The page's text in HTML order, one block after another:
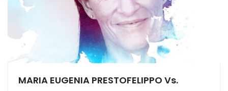
MARIA EUGENIA PRESTOFELIPPO Vs.